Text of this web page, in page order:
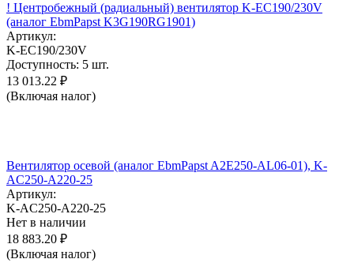
! Центробежный (радиальный) вентилятор K-EC190/230V
(аналог EbmPapst K3G190RG1901)
Артикул:
K-EC190/230V
Доступность: 5 шт.
13 013.22 ₽
(Включая налог)
Вентилятор осевой (аналог EbmPapst A2E250-AL06-01), K-
AC250-A220-25
Артикул:
K-AC250-A220-25
Нет в наличии
18 883.20 ₽
(Включая налог)